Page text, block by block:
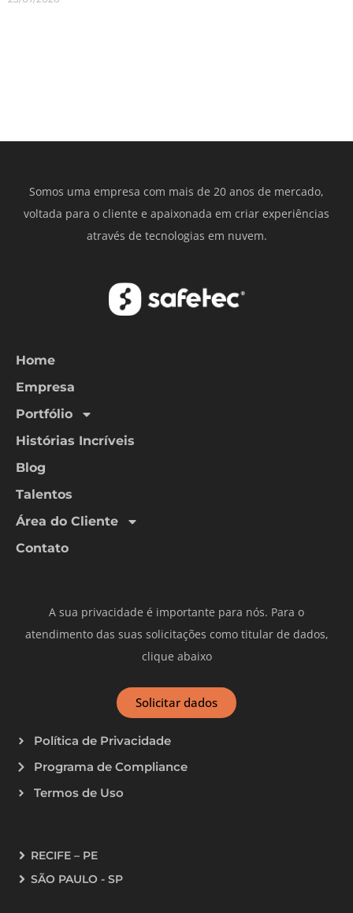
Somos uma empresa com mais de 20 anos de mercado,
voltada para o cliente e apaixonada em criar experiências
através de tecnologias em nuvem.
Home
Empresa
Portfólio
Histórias Incríveis
Blog
Talentos
Área do Cliente
Contato
A sua privacidade é importante para nós. Para o
atendimento das suas solicitações como titular de dados,
clique abaixo
Solicitar dados
Política de Privacidade
Programa de Compliance
Termos de Uso
RECIFE – PE
SÃO PAULO - SP